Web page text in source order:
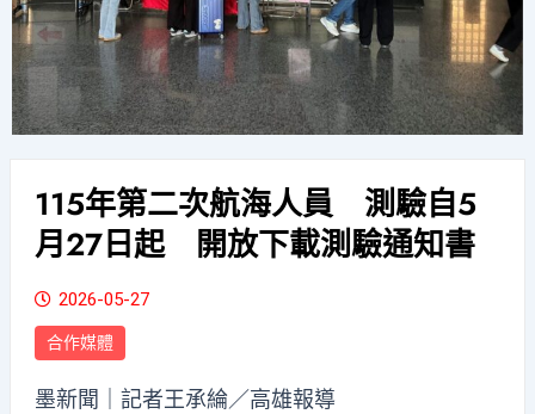
115年第二次航海人員 測驗自5
月27日起 開放下載測驗通知書
2026-05-27
合作媒體
墨新聞 ｜記者王承綸／高雄報導